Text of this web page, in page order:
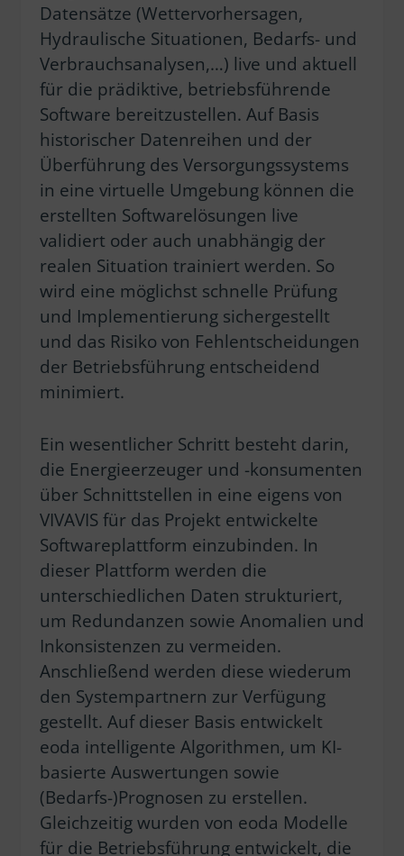
Datensätze (Wettervorhersagen,
Hydraulische Situationen, Bedarfs- und
Verbrauchsanalysen,…) live und aktuell
für die prädiktive, betriebsführende
Software bereitzustellen. Auf Basis
historischer Datenreihen und der
Überführung des Versorgungssystems
in eine virtuelle Umgebung können die
erstellten Softwarelösungen live
validiert oder auch unabhängig der
realen Situation trainiert werden. So
wird eine möglichst schnelle Prüfung
und Implementierung sichergestellt
und das Risiko von Fehlentscheidungen
der Betriebsführung entscheidend
minimiert.
Ein wesentlicher Schritt besteht darin,
die Energieerzeuger und -konsumenten
über Schnittstellen in eine eigens von
VIVAVIS für das Projekt entwickelte
Softwareplattform einzubinden. In
dieser Plattform werden die
unterschiedlichen Daten strukturiert,
um Redundanzen sowie Anomalien und
Inkonsistenzen zu vermeiden.
Anschließend werden diese wiederum
den Systempartnern zur Verfügung
gestellt. Auf dieser Basis entwickelt
eoda intelligente Algorithmen, um KI-
basierte Auswertungen sowie
(Bedarfs-)Prognosen zu erstellen.
Gleichzeitig wurden von eoda Modelle
für die Betriebsführung entwickelt, die